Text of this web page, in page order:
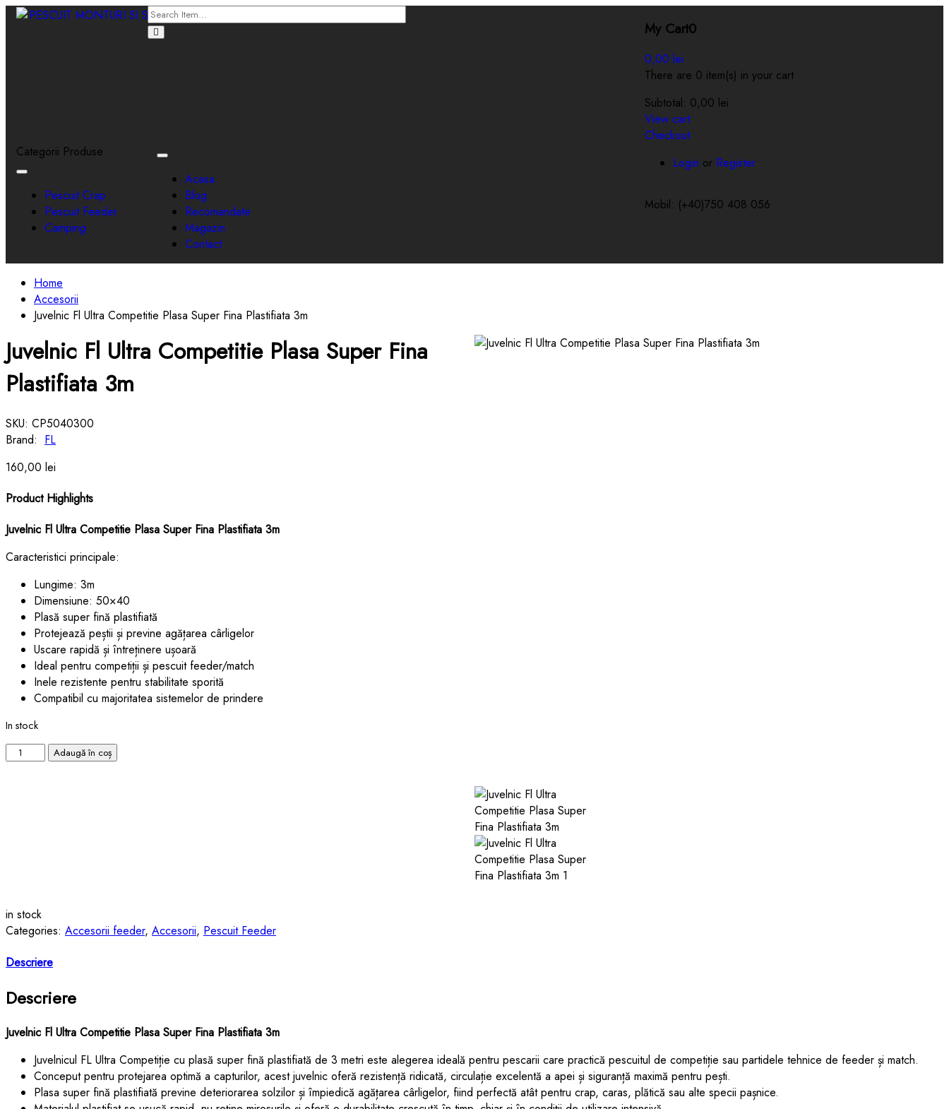
My Cart0
0,00 lei
There are 0 item(s) in your cart
Subtotal: 0,00 lei
View cart
Checkout
Categorii Produse
Toggle
navigationPescuit Crap
Pescuit Feeder
Camping
Toggle
navigation
Acasa
Blog
Recomandate
Magazin
Contact
Login or Register
Mobil: (+40)750 408 056
Home
Accesorii
Juvelnic Fl Ultra Competitie Plasa Super Fina Plastifiata 3m
Juvelnic Fl Ultra Competitie Plasa Super Fina
Plastifiata 3m
SKU: CP5040300
Brand: FL
160,00 lei
Product Highlights
Juvelnic Fl Ultra Competitie Plasa Super Fina Plastifiata 3m
Caracteristici principale:
Lungime: 3m
Dimensiune: 50×40
Plasă super fină plastifiată
Protejează peștii și previne agățarea cârligelor
Uscare rapidă și întreținere ușoară
Ideal pentru competiții și pescuit feeder/match
Inele rezistente pentru stabilitate sporită
Compatibil cu majoritatea sistemelor de prindere
In stock
Adaugă în coș
in stock
Categories: Accesorii feeder, Accesorii, Pescuit Feeder
Descriere
Descriere
Juvelnic Fl Ultra Competitie Plasa Super Fina Plastifiata 3m
Juvelnicul FL Ultra Competiție cu plasă super fină plastifiată de 3 metri este alegerea ideală pentru pescarii care practică pescuitul de competiție sau partidele tehnice de feeder și match.
Conceput pentru protejarea optimă a capturilor, acest juvelnic oferă rezistență ridicată, circulație excelentă a apei și siguranță maximă pentru pești.
Plasa super fină plastifiată previne deteriorarea solzilor și împiedică agățarea cârligelor, fiind perfectă atât pentru crap, caras, plătică sau alte specii pașnice.